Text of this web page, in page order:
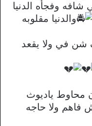
وفجأه الدنيا
والدنيا مقلوبه
في ولا يقعد
محاوط ياديوث
فاهم ولا حاجه